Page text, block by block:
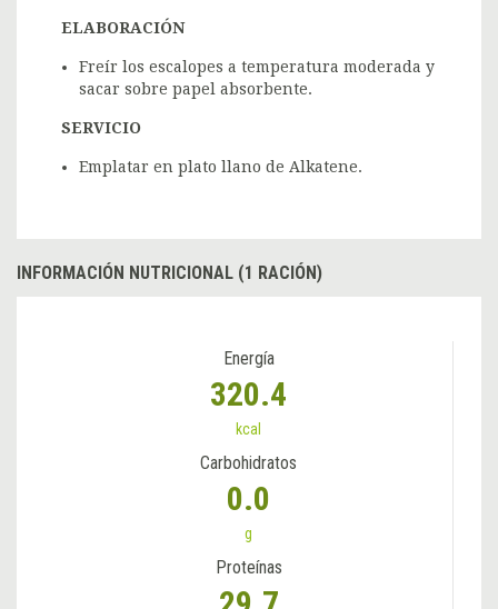
ELABORACIÓN
Freír los escalopes a temperatura moderada y
sacar sobre papel absorbente.
SERVICIO
Emplatar en plato llano de Alkatene.
INFORMACIÓN NUTRICIONAL (1 RACIÓN)
Energía
320.4
kcal
Carbohidratos
0.0
g
Proteínas